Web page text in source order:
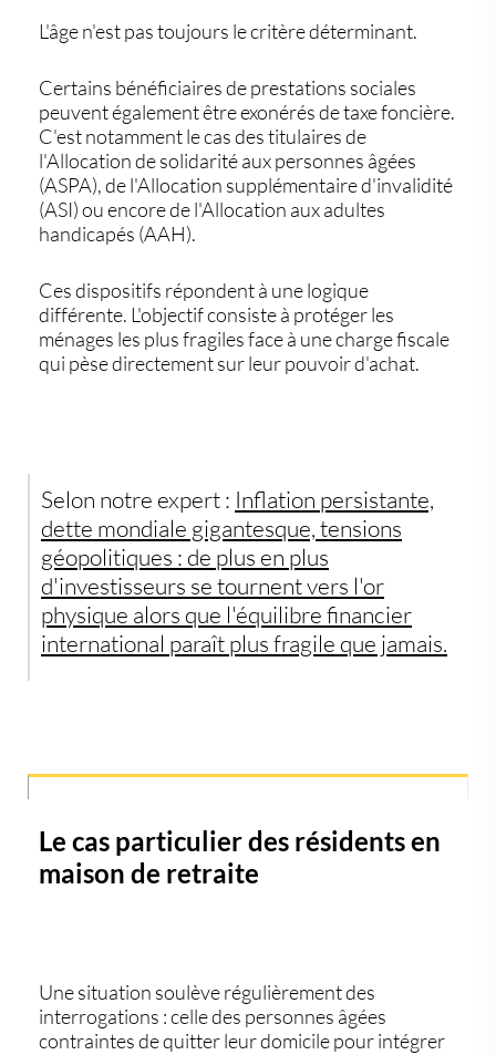
L'âge n'est pas toujours le critère déterminant.
Certains bénéficiaires de prestations sociales
peuvent également être exonérés de taxe foncière.
C'est notamment le cas des titulaires de
l'Allocation de solidarité aux personnes âgées
(ASPA), de l'Allocation supplémentaire d'invalidité
(ASI) ou encore de l'Allocation aux adultes
handicapés (AAH).
Ces dispositifs répondent à une logique
différente. L'objectif consiste à protéger les
ménages les plus fragiles face à une charge fiscale
qui pèse directement sur leur pouvoir d'achat.
Selon notre expert : Inflation persistante,
dette mondiale gigantesque, tensions
géopolitiques : de plus en plus
d'investisseurs se tournent vers l'or
physique alors que l'équilibre financier
international paraît plus fragile que jamais.
Le cas particulier des résidents en
maison de retraite
Une situation soulève régulièrement des
interrogations : celle des personnes âgées
contraintes de quitter leur domicile pour intégrer